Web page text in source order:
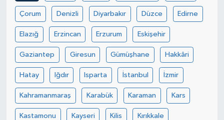
Çorum Denizli Diyarbakır Düzce Edirne
Elazığ Erzincan Erzurum Eskişehir
Gaziantep Giresun Gümüşhane Hakkâri
Hatay Iğdır Isparta İstanbul İzmir
Kahramanmaraş Karabük Karaman Kars
Kastamonu Kayseri Kilis Kırıkkale